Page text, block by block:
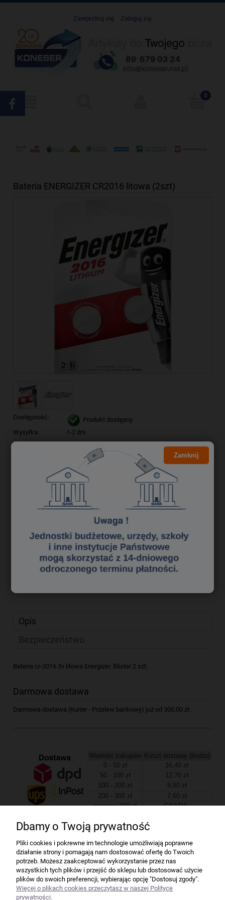
Zarejestruj się Zaloguj się
Bateria ENERGIZER CR2016 litowa (2szt)
Dostępność:
Produkt dostępny
Wysyłka:
1-2 dni
Kliknij i NEGOCJUJ CENĘ
5,99 zł
4,87 zł
do koszyka
dodaj do przechowalni
zapytaj o produkt
Opis
Bateria cr-2016 3v litowa Energizer. Blister 2 szt.
Darmowa dostawa
Darmowa dostawa (Kurier - Przelew bankowy) już od 300,00 zł.
Wartość zakupów Koszt dostawy (brutto)
0 - 50 zł
16,40 zł
50 - 100 zł
12,70 zł
100 - 200 zł
9,80 zł
200 - 300 zł
7,60 zł
powyżej 300 zł
GRATIS
Firma
Bindownice wg producentów
Niszczarki wg producentów
Dbamy o Twoją prywatność
Pliki cookies i pokrewne im technologie umożliwiają poprawne
działanie strony i pomagają nam dostosować ofertę do Twoich
potrzeb. Możesz zaakceptować wykorzystanie przez nas
wszystkich tych plików i przejść do sklepu lub dostosować użycie
plików do swoich preferencji, wybierając opcję "Dostosuj zgody".
Więcej o plikach cookies przeczytasz w naszej Polityce
prywatności.
Zamknij